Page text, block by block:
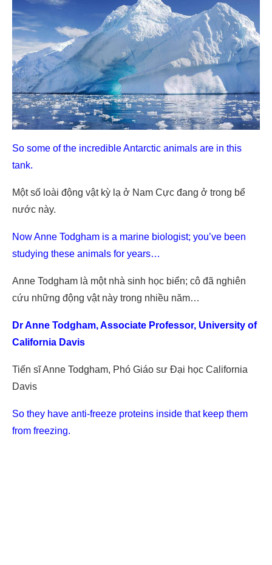
So some of the incredible Antarctic animals are in this
tank.
Một số loài động vật kỳ lạ ở Nam Cực đang ở trong bể
nước này.
Now Anne Todgham is a marine biologist; you’ve been
studying these animals for years…
Anne Todgham là một nhà sinh học biển; cô đã nghiên
cứu những động vật này trong nhiều năm…
Dr Anne Todgham, Associate Professor, University of
California Davis
Tiến sĩ Anne Todgham, Phó Giáo sư Đại học California
Davis
So they have anti-freeze proteins inside that keep them
from freezing.